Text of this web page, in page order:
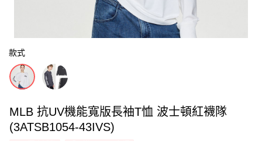
款式
MLB 抗UV機能寬版長袖T恤 波士頓紅襪隊
(3ATSB1054-43IVS)